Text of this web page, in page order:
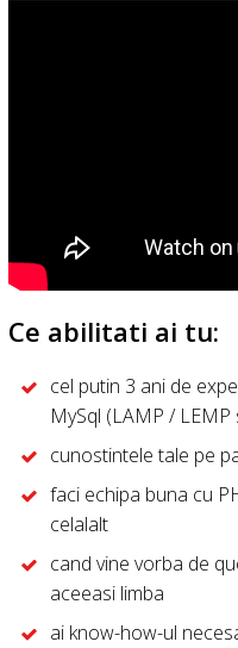
Ce abilitati ai tu:
cel putin 3 ani de
MySql (LAMP / LEMP
cunostintele tale pe
faci echipa buna cu
celalalt
cand vine vorba de
aceeasi limba
ai know-how-ul